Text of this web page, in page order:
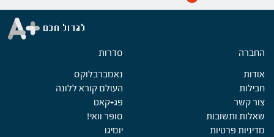
Footer
החברה
אודות
חבילות
צור קשר
שאלות ותשובות
מדיניות פרטיות
סדרות
נאמברבלוקס
העולם קורא ללונה
פג+קאט
סופר וואי!
יומיגו